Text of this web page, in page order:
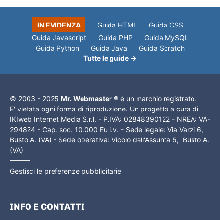
IN EVIDENZA Guida HTML
Guida CSS
Guida Javascript
Guida PHP
Guida MySQL
Guida Python
Guida Java
Guida Scratch
Tutte le guide →
© 2003 - 2025 Mr. Webmaster ® è un marchio registrato.
E' vietata ogni forma di riproduzione. Un progetto a cura di
IKIweb Internet Media S.r.l. - P.IVA: 02848390122 - NREA: VA-
294824 - Cap. soc. 10.000 Eu i.v. - Sede legale: Via Varzi 6,
Busto A. (VA) - Sede operativa: Vicolo dell'Assunta 5, Busto A.
(VA)
Gestisci le preferenze pubblicitarie
INFO E CONTATTI